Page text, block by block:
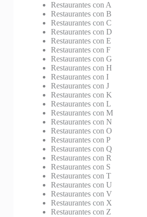
Restaurantes con A
Restaurantes con B
Restaurantes con C
Restaurantes con D
Restaurantes con E
Restaurantes con F
Restaurantes con G
Restaurantes con H
Restaurantes con I
Restaurantes con J
Restaurantes con K
Restaurantes con L
Restaurantes con M
Restaurantes con N
Restaurantes con O
Restaurantes con P
Restaurantes con Q
Restaurantes con R
Restaurantes con S
Restaurantes con T
Restaurantes con U
Restaurantes con V
Restaurantes con X
Restaurantes con Z